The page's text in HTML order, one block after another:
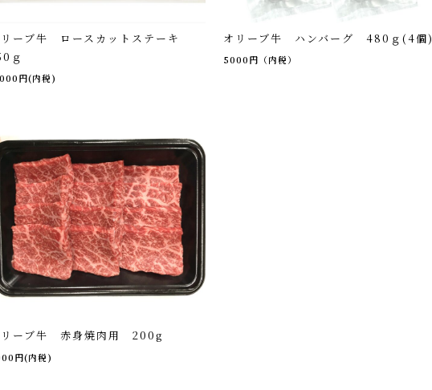
ーブ牛 ロースカットステーキ
ｇ
円(内税)
オリーブ牛 ハンバーグ 480ｇ(4個)
5000円（内税）
リーブ牛 赤身焼肉用 200g
円(内税)